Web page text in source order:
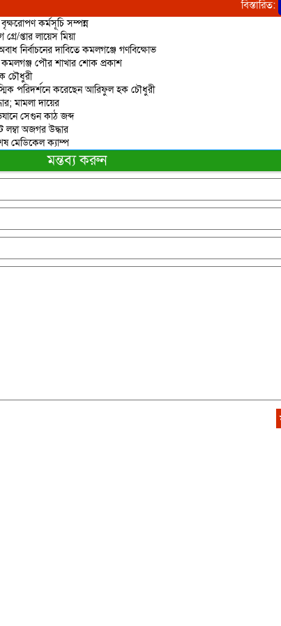
বিস্তারিত:
কর্মসূচি সম্পন্ন
প্তার লায়েস মিয়া
নির্বাচনের দাবিতে কমলগঞ্জে গণবিক্ষোভ
পৌর শাখার শোক প্রকাশ
চৌধুরী
পরিদর্শনে করেছেন আরিফুল হক চৌধুরী
মামলা দায়ের
সেগুন কাঠ জব্দ
অজগর উদ্ধার
মেডিকেল ক্যাম্প
মন্তব্য করুন